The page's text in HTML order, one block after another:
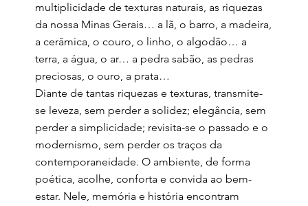
multiplicidade de texturas naturais, as riquezas
da nossa Minas Gerais… a lã, o barro, a madeira,
a cerâmica, o couro, o linho, o algodão… a
terra, a água, o ar… a pedra sabão, as pedras
preciosas, o ouro, a prata…
Diante de tantas riquezas e texturas, transmite-
se leveza, sem perder a solidez; elegância, sem
perder a simplicidade; revisita-se o passado e o
modernismo, sem perder os traços da
contemporaneidade. O ambiente, de forma
poética, acolhe, conforta e convida ao bem-
estar. Nele, memória e história encontram